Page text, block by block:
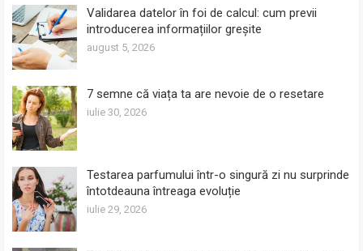
Validarea datelor în foi de calcul: cum previi
introducerea informațiilor greșite
august 5, 2026
7 semne că viața ta are nevoie de o resetare
iulie 30, 2026
Testarea parfumului într-o singură zi nu surprinde
întotdeauna întreaga evoluție
iulie 29, 2026